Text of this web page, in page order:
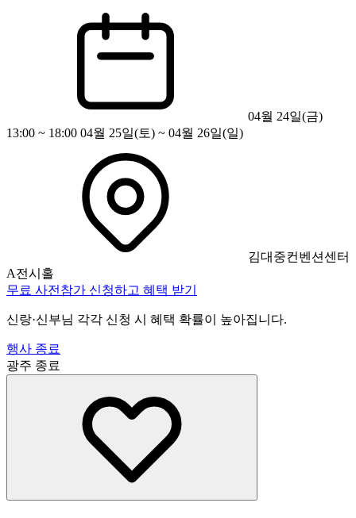
04월 24일(금)
13:00 ~ 18:00 04월 25일(토) ~ 04월 26일(일)
김대중컨벤션센터
A전시홀
무료 사전참가 신청하고 혜택 받기
신랑·신부님 각각 신청 시 혜택 확률이 높아집니다.
행사 종료
광주 종료